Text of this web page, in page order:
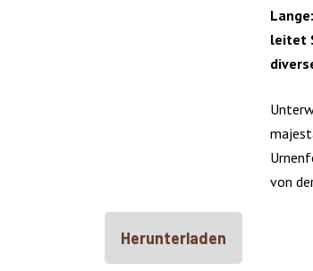
leitet
von
Herunterladen